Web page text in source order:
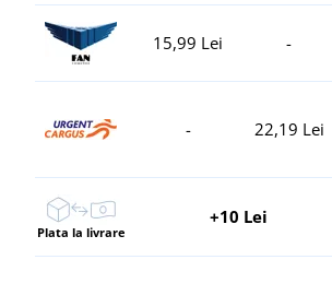
15,99 Lei -
- 22,19 Lei
Plata la livrare
+10 Lei